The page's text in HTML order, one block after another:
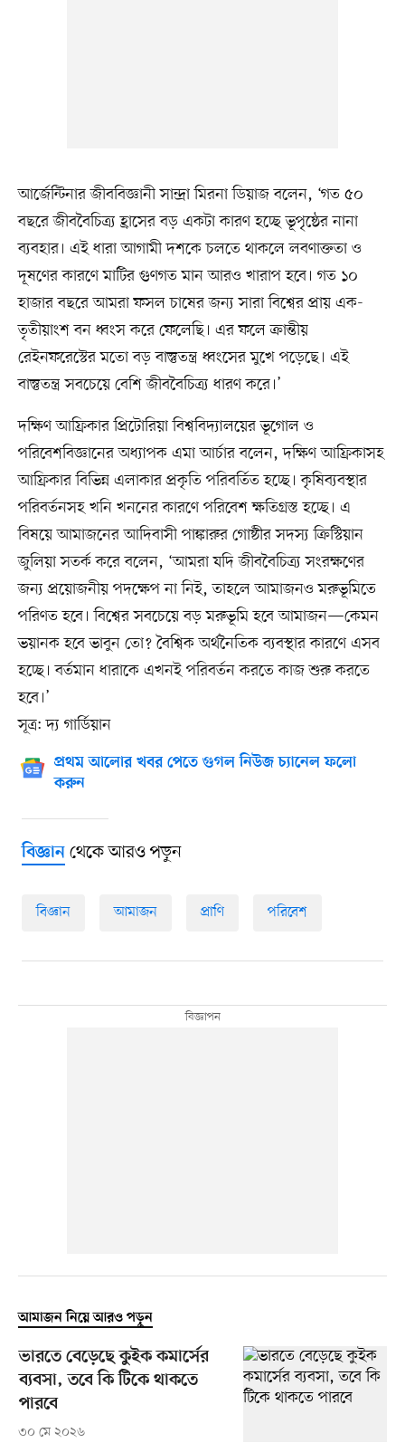
আর্জেন্টিনার জীববিজ্ঞানী সান্দ্রা মিরনা ডিয়াজ বলেন, ‘গত ৫০
বছরে জীববৈচিত্র্য হ্রাসের বড় একটা কারণ হচ্ছে ভূপৃষ্ঠের নানা
ব্যবহার। এই ধারা আগামী দশকে চলতে থাকলে লবণাক্ততা ও
দূষণের কারণে মাটির গুণগত মান আরও খারাপ হবে। গত ১০
হাজার বছরে আমরা ফসল চাষের জন্য সারা বিশ্বের প্রায় এক-
তৃতীয়াংশ বন ধ্বংস করে ফেলেছি। এর ফলে ক্রান্তীয়
রেইনফরেস্টের মতো বড় বাস্তুতন্ত্র ধ্বংসের মুখে পড়েছে। এই
বাস্তুতন্ত্র সবচেয়ে বেশি জীববৈচিত্র্য ধারণ করে।’
দক্ষিণ আফ্রিকার প্রিটোরিয়া বিশ্ববিদ্যালয়ের ভূগোল ও
পরিবেশবিজ্ঞানের অধ্যাপক এমা আর্চার বলেন, দক্ষিণ আফ্রিকাসহ
আফ্রিকার বিভিন্ন এলাকার প্রকৃতি পরিবর্তিত হচ্ছে। কৃষিব্যবস্থার
পরিবর্তনসহ খনি খননের কারণে পরিবেশ ক্ষতিগ্রস্ত হচ্ছে। এ
বিষয়ে আমাজনের আদিবাসী পাঙ্কারুর গোষ্ঠীর সদস্য ক্রিস্টিয়ান
জুলিয়া সতর্ক করে বলেন, ‘আমরা যদি জীববৈচিত্র্য সংরক্ষণের
জন্য প্রয়োজনীয় পদক্ষেপ না নিই, তাহলে আমাজনও মরুভূমিতে
পরিণত হবে। বিশ্বের সবচেয়ে বড় মরুভূমি হবে আমাজন—কেমন
ভয়ানক হবে ভাবুন তো? বৈশ্বিক অর্থনৈতিক ব্যবস্থার কারণে এসব
হচ্ছে। বর্তমান ধারাকে এখনই পরিবর্তন করতে কাজ শুরু করতে
হবে।’
সূত্র: দ্য গার্ডিয়ান
প্রথম আলোর খবর পেতে গুগল নিউজ চ্যানেল ফলো
করুন
বিজ্ঞানথেকে আরও পড়ুন
বিজ্ঞান আমাজন প্রাণি পরিবেশ
আমাজন নিয়ে আরও পড়ুন
ভারতে বেড়েছে কুইক কমার্সের
ব্যবসা, তবে কি টিকে থাকতে
পারবে
৩০ মে ২০২৬